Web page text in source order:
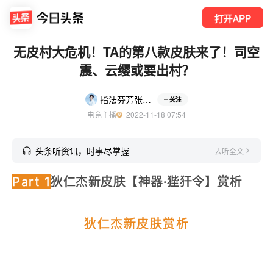
打开APP
无皮村大危机！TA的第八款皮肤来了！司空
震、云缨或要出村？
指法芬芳张大仙 关注
电竞主播
  2022-11-18 07:54
头条听资讯，时事尽掌握 去听全文
Part 1狄仁杰新皮肤【神器·狴犴令】赏析
狄仁杰新皮肤赏析